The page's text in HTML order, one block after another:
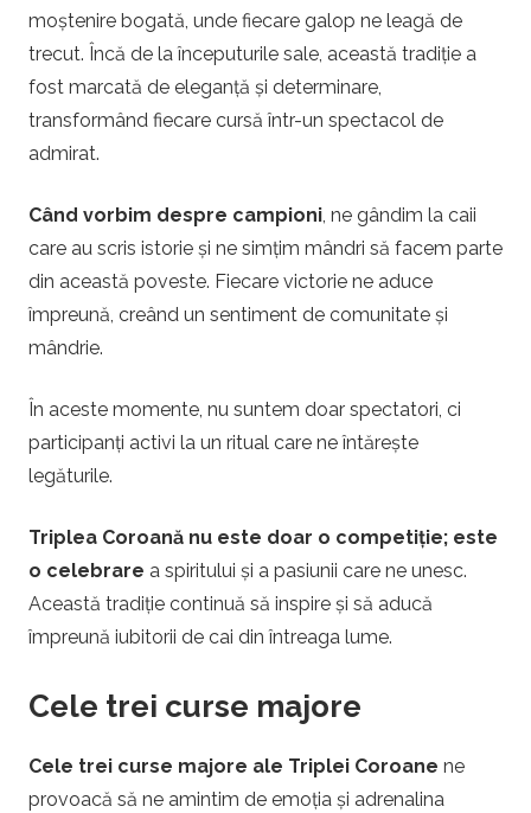
moștenire bogată, unde fiecare galop ne leagă de
trecut. Încă de la începuturile sale, această tradiție a
fost marcată de eleganță și determinare,
transformând fiecare cursă într-un spectacol de
admirat.
Când vorbim despre campioni, ne gândim la caii
care au scris istorie și ne simțim mândri să facem parte
din această poveste. Fiecare victorie ne aduce
împreună, creând un sentiment de comunitate și
mândrie.
În aceste momente, nu suntem doar spectatori, ci
participanți activi la un ritual care ne întărește
legăturile.
Triplea Coroană nu este doar o competiție; este
o celebrare a spiritului și a pasiunii care ne unesc.
Această tradiție continuă să inspire și să aducă
împreună iubitorii de cai din întreaga lume.
Cele trei curse majore
Cele trei curse majore ale Triplei Coroane ne
provoacă să ne amintim de emoția și adrenalina